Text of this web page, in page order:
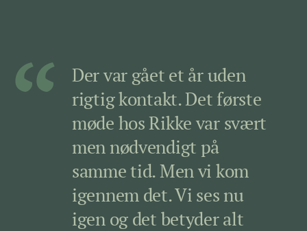
Der var gået et år uden
rigtig kontakt. Det første
møde hos Rikke var svært
men nødvendigt på
samme tid. Men vi kom
igennem det. Vi ses nu
igen og det betyder alt